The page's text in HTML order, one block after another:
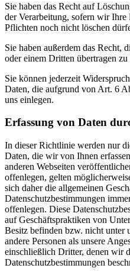
Sie haben das Recht auf
der Verarbeitung, sofern wir Ihre
Pflichten noch nicht löschen
Sie haben außerdem das Recht,
oder einem Dritten übertragen zu
Sie können jederzeit
Daten, die aufgrund von Art. 6
uns einlegen.
Erfassung von Daten
In dieser Richtlinie werden nur
Daten, die wir von Ihnen
anderen Webseiten
offenlegen, gelten
sich daher die allgemeinen
Datenschutzbestimmungen
offenlegen. Diese
auf Geschäftspraktiken von
Besitz befinden bzw. nicht unter
andere Personen als unsere
einschließlich Dritter, denen wir
Datenschutzbestimmungen